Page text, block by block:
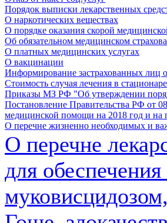
Порядок выписки лекарственных
О наркотических веществах
О порядке оказания скорой
Об обязательном медицинском
О платных медицинских услугах
О вакцинации
Информирование застрахованных лиц
Стоимость случая лечения в стационаре
Приказы МЗ РФ "Об утверждении
Постановление Правительства РФ от
медицинской помощи на 2018 год и на
О перечне жизненно необходимых и
О перечне
для